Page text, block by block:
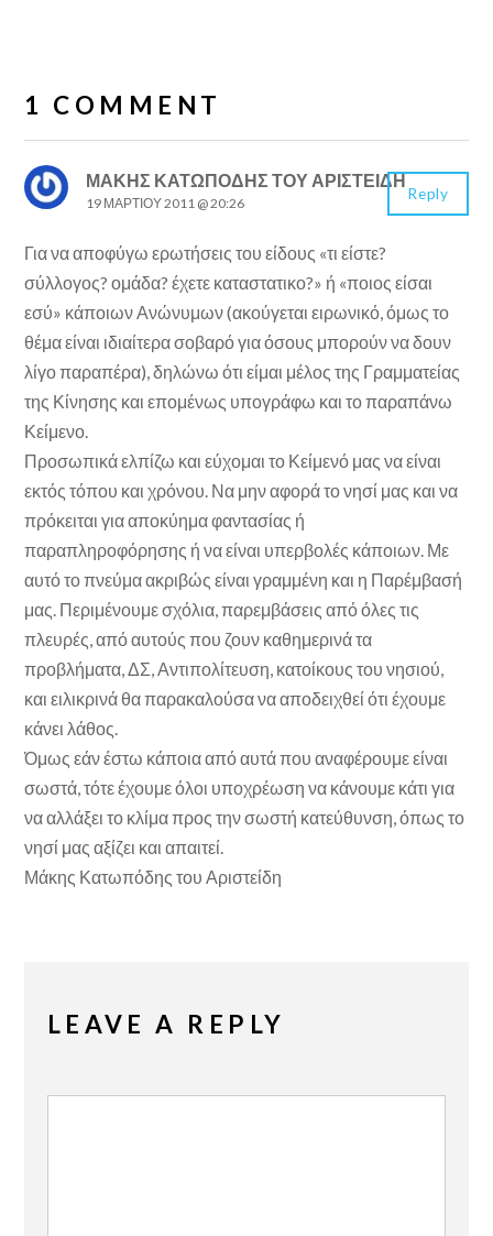
1 COMMENT
ΜΑΚΗΣ ΚΑΤΩΠΟΔΗΣ ΤΟΥ ΑΡΙΣΤΕΙΔΗ
19 ΜΑΡΤΊΟΥ 2011 @ 20:26
Για να αποφύγω ερωτήσεις του είδους «τι είστε?
σύλλογος? ομάδα? έχετε καταστατικο?» ή «ποιος είσαι
εσύ» κάποιων Ανώνυμων (ακούγεται ειρωνικό, όμως το
θέμα είναι ιδιαίτερα σοβαρό για όσους μπορούν να δουν
λίγο παραπέρα), δηλώνω ότι είμαι μέλος της Γραμματείας
της Κίνησης και επομένως υπογράφω και το παραπάνω
Κείμενο.
Προσωπικά ελπίζω και εύχομαι το Κείμενό μας να είναι
εκτός τόπου και χρόνου. Να μην αφορά το νησί μας και να
πρόκειται για αποκύημα φαντασίας ή
παραπληροφόρησης ή να είναι υπερβολές κάποιων. Με
αυτό το πνεύμα ακριβώς είναι γραμμένη και η Παρέμβασή
μας. Περιμένουμε σχόλια, παρεμβάσεις από όλες τις
πλευρές, από αυτούς που ζουν καθημερινά τα
προβλήματα, ΔΣ, Αντιπολίτευση, κατοίκους του νησιού,
και ειλικρινά θα παρακαλούσα να αποδειχθεί ότι έχουμε
κάνει λάθος.
Όμως εάν έστω κάποια από αυτά που αναφέρουμε είναι
σωστά, τότε έχουμε όλοι υποχρέωση να κάνουμε κάτι για
να αλλάξει το κλίμα προς την σωστή κατεύθυνση, όπως το
νησί μας αξίζει και απαιτεί.
Μάκης Κατωπόδης του Αριστείδη
Reply
LEAVE A REPLY